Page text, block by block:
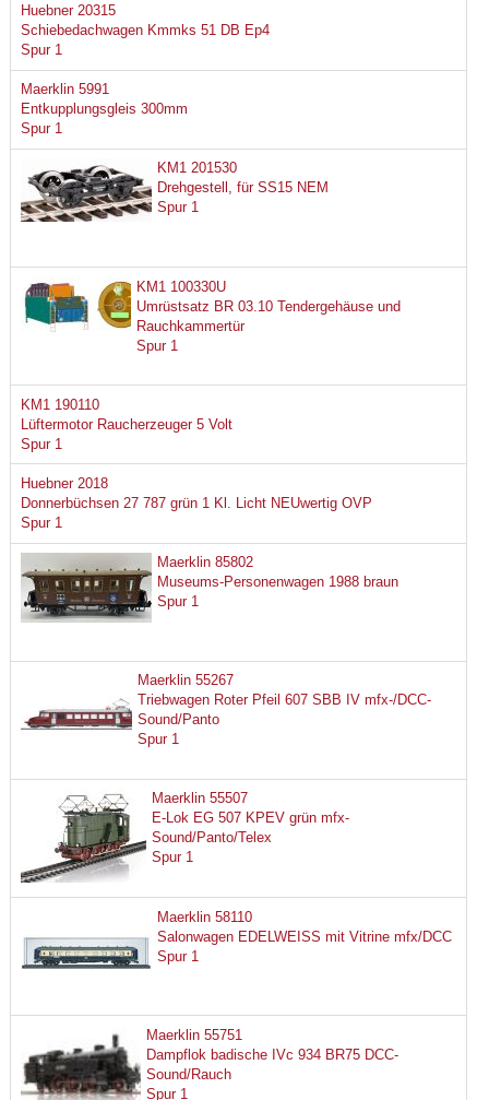
Huebner 20315
Schiebedachwagen Kmmks 51 DB Ep4
Spur 1
Maerklin 5991
Entkupplungsgleis 300mm
Spur 1
KM1 201530
Drehgestell, für SS15 NEM
Spur 1
KM1 100330U
Umrüstsatz BR 03.10 Tendergehäuse und
Rauchkammertür
Spur 1
KM1 190110
Lüftermotor Raucherzeuger 5 Volt
Spur 1
Huebner 2018
Donnerbüchsen 27 787 grün 1 Kl. Licht NEUwertig OVP
Spur 1
Maerklin 85802
Museums-Personenwagen 1988 braun
Spur 1
Maerklin 55267
Triebwagen Roter Pfeil 607 SBB IV mfx-/DCC-
Sound/Panto
Spur 1
Maerklin 55507
E-Lok EG 507 KPEV grün mfx-
Sound/Panto/Telex
Spur 1
Maerklin 58110
Salonwagen EDELWEISS mit Vitrine mfx/DCC
Spur 1
Maerklin 55751
Dampflok badische IVc 934 BR75 DCC-
Sound/Rauch
Spur 1